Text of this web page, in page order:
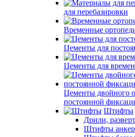
для перебазировки
Временные
Цементы для
Цементы для
Цементы двойного
постоянной
Штифты
Дрили,
Штифты